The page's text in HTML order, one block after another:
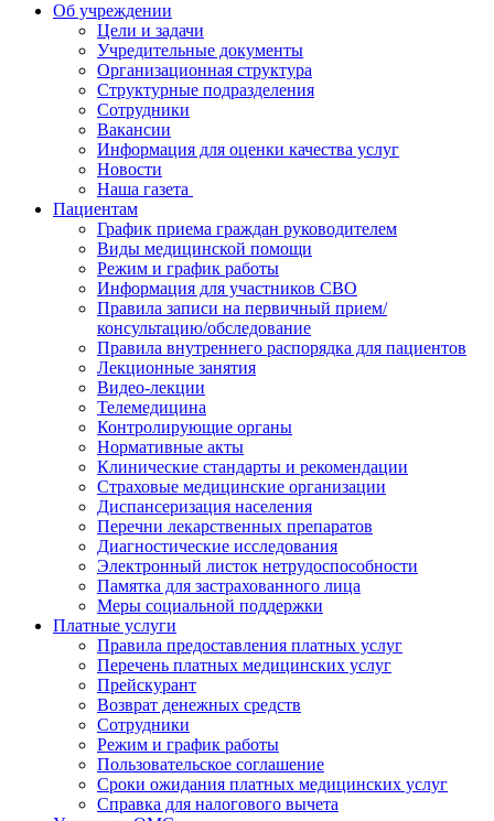
Об учреждении
Цели и задачи
Учредительные документы
Организационная структура
Структурные подразделения
Сотрудники
Вакансии
Информация для оценки качества услуг
Новости
​​Наша газета
Пациентам
График приема граждан руководителем
Виды медицинской помощи
Режим и график работы
Информация для участников СВО
Правила записи на первичный прием/
консультацию/обследование
Правила внутреннего распорядка для пациентов
Лекционные занятия
Видео-лекции
Телемедицина
Контролирующие органы
Нормативные акты
Клинические стандарты и рекомендации
Страховые медицинские организации
Диспансеризация населения
Перечни лекарственных препаратов
Диагностические исследования
Электронный листок нетрудоспособности
Памятка для застрахованного лица
Меры социальной поддержки
Платные услуги
Правила предоставления платных услуг
Перечень платных медицинских услуг
Прейскурант
Возврат денежных средств
Сотрудники
Режим и график работы
Пользовательское соглашение
Сроки ожидания платных медицинских услуг
Справка для налогового вычета